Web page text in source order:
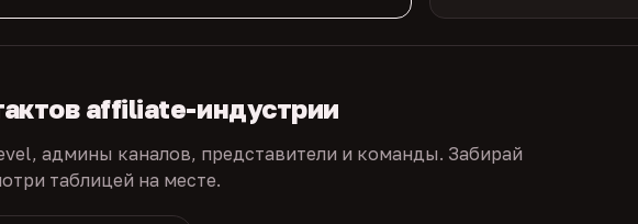
affiliate-индустрии
админы каналов, представители и команды. Забирай
таблицей на месте.